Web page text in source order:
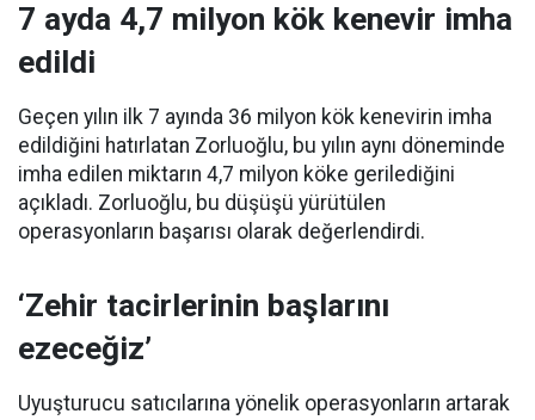
7 ayda 4,7 milyon kök kenevir imha
edildi
Geçen yılın ilk 7 ayında 36 milyon kök kenevirin imha
edildiğini hatırlatan Zorluoğlu, bu yılın aynı döneminde
imha edilen miktarın 4,7 milyon köke gerilediğini
açıkladı. Zorluoğlu, bu düşüşü yürütülen
operasyonların başarısı olarak değerlendirdi.
‘Zehir tacirlerinin başlarını
ezeceğiz’
Uyuşturucu satıcılarına yönelik operasyonların artarak